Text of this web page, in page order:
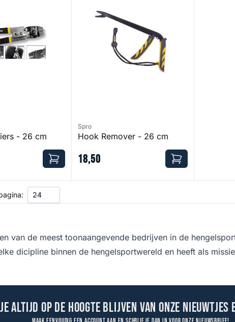
- 26 cm
Spro
Hook Remover - 26 cm
18,50
van de meest toonaangevende bedrijven in de
dicipline binnen de hengelsportwereld en heeft als
altijd op de hoogte blijven van onze nieuwtjes